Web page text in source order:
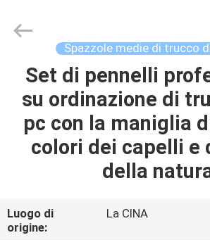
CASA
PRODOTTI
GIRO
Chanmy
Cosmetics
Reserved.
Spazzole medie di trucco
Set di pennelli
su ordinazione di
pc con la maniglia
colori dei capelli e
della
Luogo di
origine:
La CINA